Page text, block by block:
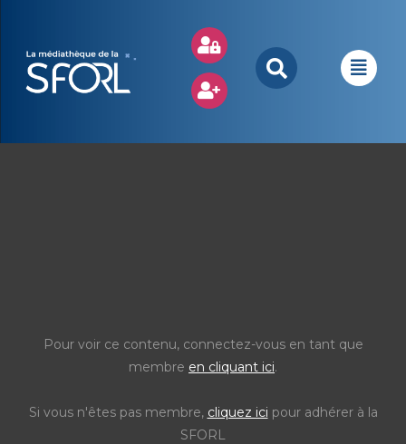
Pour voir ce contenu, connectez-vous en tant que
membre en cliquant ici.
Si vous n'êtes pas membre, cliquez ici pour adhérer à la
SFORL